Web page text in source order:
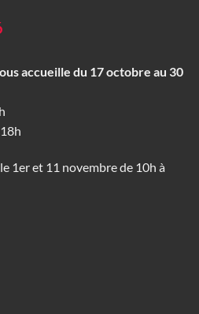
accueille du 17 octobre au 30
1er et 11 novembre de 10h à